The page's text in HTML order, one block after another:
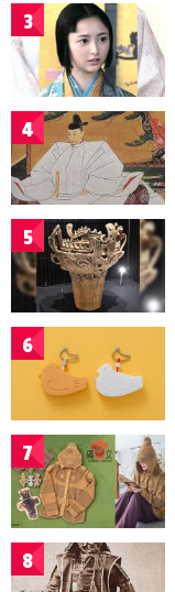
3
4
5
6
7
8